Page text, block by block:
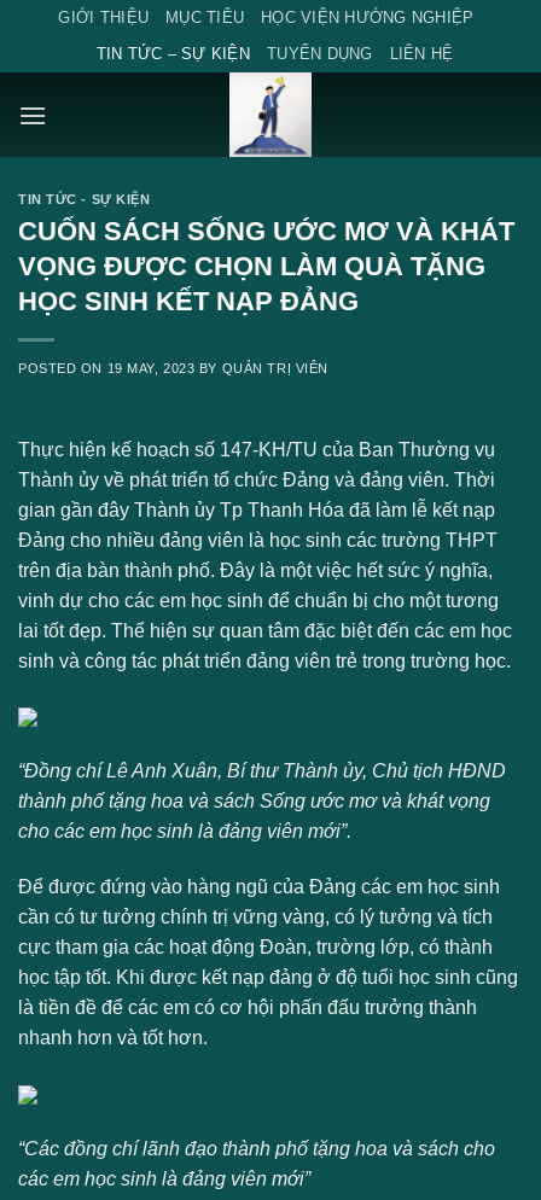
content
GIỚI THIỆU MỤC TIÊU
HỌC VIỆN HƯỚNG NGHIỆP
TIN TỨC – SỰ KIỆN
TUYỂN DỤNG LIÊN HỆ
TIN TỨC - SỰ KIỆN
CUỐN SÁCH SỐNG ƯỚC MƠ VÀ KHÁT
VỌNG ĐƯỢC CHỌN LÀM QUÀ TẶNG
HỌC SINH KẾT NẠP ĐẢNG
POSTED ON 19 MAY, 2023 BY QUẢN TRỊ VIÊN
Thực hiện kế hoạch số 147-KH/TU của Ban Thường vụ
Thành ủy về phát triển tổ chức Đảng và đảng viên. Thời
gian gần đây Thành ủy Tp Thanh Hóa đã làm lễ kết nạp
Đảng cho nhiều đảng viên là học sinh các trường THPT
trên địa bàn thành phố. Đây là một việc hết sức ý nghĩa,
vinh dự cho các em học sinh để chuẩn bị cho một tương
lai tốt đẹp. Thể hiện sự quan tâm đặc biệt đến các em học
sinh và công tác phát triển đảng viên trẻ trong trường học.
“Đồng chí Lê Anh Xuân, Bí thư Thành ủy, Chủ tịch HĐND
thành phố tặng hoa và sách Sống ước mơ và khát vọng
cho các em học sinh là đảng viên mới”.
Để được đứng vào hàng ngũ của Đảng các em học sinh
cần có tư tưởng chính trị vững vàng, có lý tưởng và tích
cực tham gia các hoạt động Đoàn, trường lớp, có thành
học tập tốt. Khi được kết nạp đảng ở độ tuổi học sinh cũng
là tiền đề để các em có cơ hội phấn đấu trưởng thành
nhanh hơn và tốt hơn.
“Các đồng chí lãnh đạo thành phố tặng hoa và sách cho
các em học sinh là đảng viên mới”